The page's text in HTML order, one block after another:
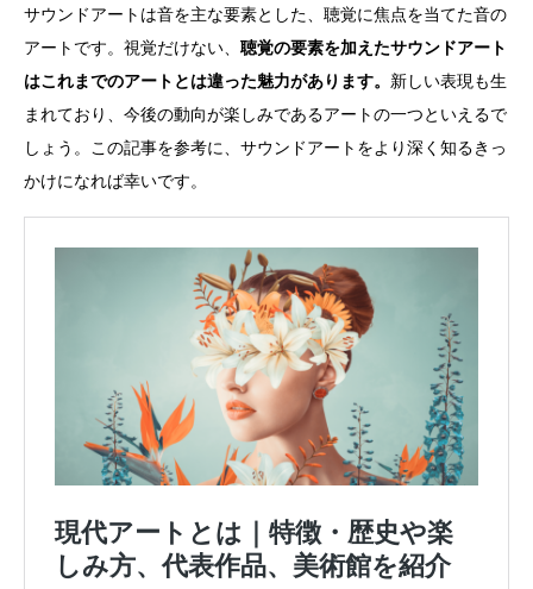
サウンドアートは音を主な要素とした、聴覚に焦点を当てた音の
アートです。視覚だけない、 聴覚の要素を加えたサウンドアート
はこれまでのアートとは違った魅力があります。 新しい表現も生
まれており、今後の動向が楽しみであるアートの一つといえるで
しょう。この記事を参考に、サウンドアートをより深く知るきっ
かけになれば幸いです。